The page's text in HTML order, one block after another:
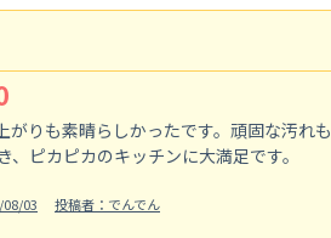
がりも素晴らしかったです。頑固な汚れも
、ピカピカのキッチンに大満足です。
03 投稿者：でんでん